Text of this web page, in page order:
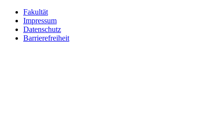
Fakultät
Impressum
Datenschutz
Barrierefreiheit